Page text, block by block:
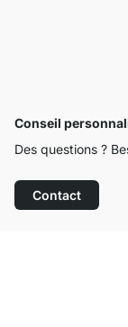
Conseil
Des questions ?
Contact